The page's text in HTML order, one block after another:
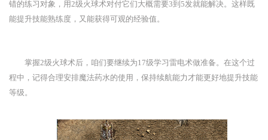
错的练习对象，用2级火球术对付它们大概需要3到5发就能解决。这样既
能提升技能熟练度，又能获得可观的经验值。
掌握2级火球术后，咱们要继续为17级学习雷电术做准备。在这个过
程中，记得合理安排魔法药水的使用，保持续航能力才能更好地提升技能
等级。